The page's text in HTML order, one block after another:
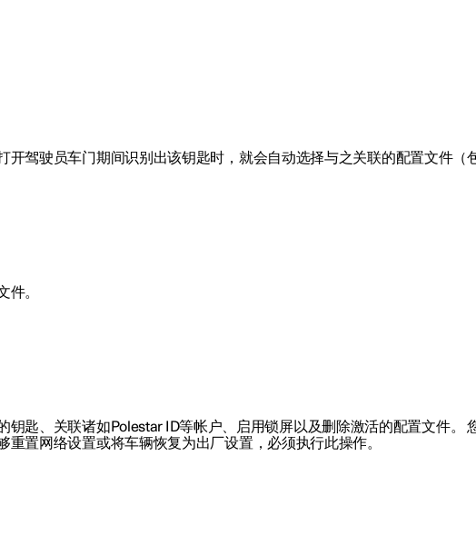
驾驶员车门期间识别出该钥匙时，就会自动选择与之关联的配置文件（
件。
匙、关联诸如Polestar ID等帐户、启用锁屏以及删除激活的配置文件。
置网络设置或将车辆恢复为出厂设置，必须执行此操作。